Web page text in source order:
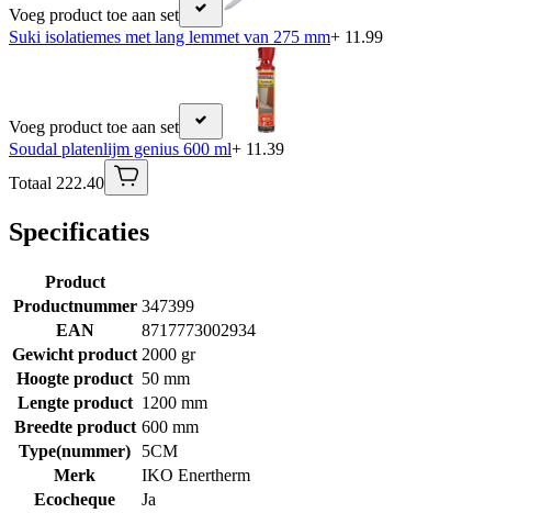
Voeg product toe aan set
Suki isolatiemes met lang lemmet van 275 mm+ 11.99
Voeg product toe aan set
Soudal platenlijm genius 600 ml+ 11.39
Totaal 222.40
Specificaties
Product
Productnummer 347399
EAN
8717773002934
Gewicht product 2000 gr
Hoogte product 50 mm
Lengte product 1200 mm
Breedte product 600 mm
Type(nummer)
5CM
Merk
IKO Enertherm
Ecocheque
Ja